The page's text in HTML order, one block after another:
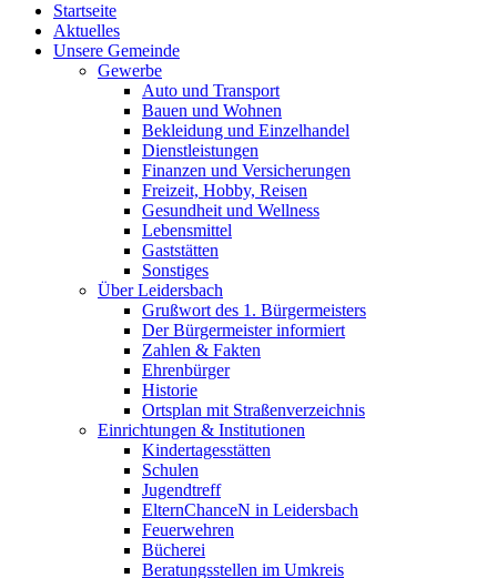
Startseite
Aktuelles
Unsere Gemeinde
Gewerbe
Auto und Transport
Bauen und Wohnen
Bekleidung und Einzelhandel
Dienstleistungen
Finanzen und Versicherungen
Freizeit, Hobby, Reisen
Gesundheit und Wellness
Lebensmittel
Gaststätten
Sonstiges
Über Leidersbach
Grußwort des 1. Bürgermeisters
Der Bürgermeister informiert
Zahlen & Fakten
Ehrenbürger
Historie
Ortsplan mit Straßenverzeichnis
Einrichtungen & Institutionen
Kindertagesstätten
Schulen
Jugendtreff
ElternChanceN in Leidersbach
Feuerwehren
Bücherei
Beratungsstellen im Umkreis